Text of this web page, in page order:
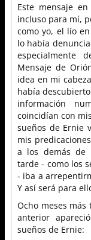
Este mensaje
incluso para mí,
como yo, el lío
lo había
especialmente
Mensaje de
idea en mi
había
información
coincidían con
sueños de Ernie
mis
a los demás de
tarde - como los
- iba a
Y así será para
Ocho meses
anterior
sueños de Ernie: